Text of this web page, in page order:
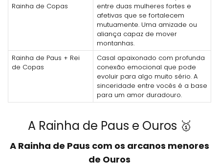
Rainha de Copas
entre duas mulheres fortes e
afetivas que se fortalecem
mutuamente. Uma amizade ou
aliança capaz de mover
montanhas.
Rainha de Paus + Rei
de Copas
Casal apaixonado com profunda
conexão emocional que pode
evoluir para algo muito sério. A
sinceridade entre vocês é a base
para um amor duradouro.
A Rainha de Paus e Ouros 🥇
A Rainha de Paus com os arcanos menores
de Ouros